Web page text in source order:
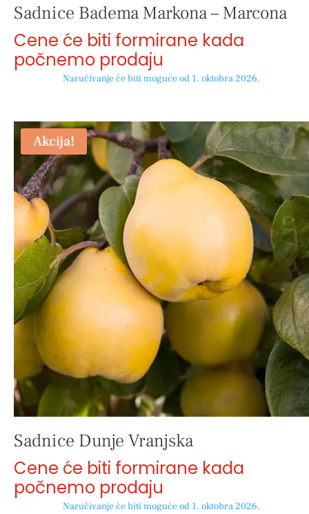
Sadnice Badema Markona – Marcona
Cene će biti formirane kada
počnemo prodaju
Naručivanje će biti moguće od 1. oktobra 2026.
Akcija!
Sadnice Dunje Vranjska
Cene će biti formirane kada
počnemo prodaju
Naručivanje će biti moguće od 1. oktobra 2026.